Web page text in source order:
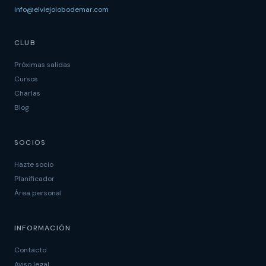
info@elviejolobodemar.com
CLUB
Próximas salidas
Cursos
Charlas
Blog
SOCIOS
Hazte socio
Planificador
Área personal
INFORMACIÓN
Contacto